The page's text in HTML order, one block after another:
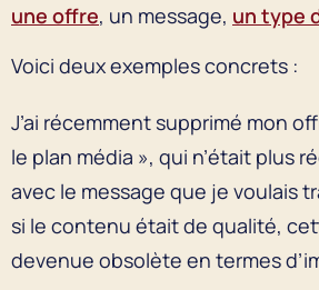
une offre, un message, un type
Voici deux exemples concrets :
J’ai récemment supprimé mon
le plan média », qui n’était plus
avec le message que je voulais
si le contenu était de qualité,
devenue obsolète en termes